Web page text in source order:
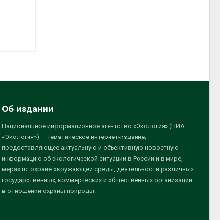
Об издании
Национальное информационное агентство «Экология» (НИА
«Экология») — тематическое интернет-издание,
предоставляющее актуальную и объективную новостную
информацию об экологической ситуации в России и в мире,
мерах по охране окружающей среды, деятельности различных
государственных, коммерческих и общественных организаций
в отношении охраны природы.